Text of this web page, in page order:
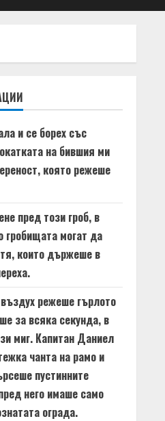
и се борех със
на бившия ми
която режеше
пред този гроб, в
гробищата могат да
които държеше в
режеше гърлото
за всяка секунда, в
миг. Капитан Даниел
чанта на рамо и
пустинните
него имаше само
ограда.